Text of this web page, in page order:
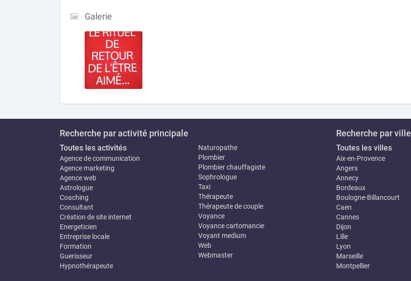
Galerie
Recherche par activité principale
Toutes les activités
Agence de communication
Agence marketing
Agence web
Astrologue
Coaching
Consultant
Création de site internet
Energeticien
Entreprise locale
Formation
Guerisseur
Hypnothérapeute
Naturopathe
Plombier
Plombier chauffagiste
Sophrologue
Taxi
Thérapeute
Thérapeute de couple
Voyance
Voyance cartomancie
Voyant medium
Web
Webmaster
Recherche par ville
Toutes les villes
Aix-en-Provence
Angers
Annecy
Bordeaux
Boulogne-Billancourt
Caen
Cannes
Dijon
Lille
Lyon
Marseille
Montpellier